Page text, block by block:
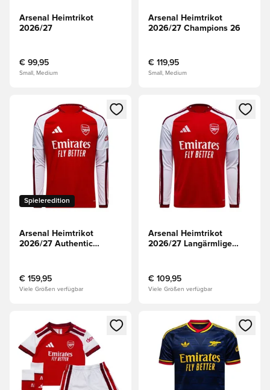
Arsenal Heimtrikot
2026/27
€ 99,95
Small, Medium
Arsenal Heimtrikot
2026/27 Champions 26
€ 119,95
Small, Medium
Öffnet ein Fenster zum Anmelden oder Registrieren als
Spieleredition
Arsenal Heimtrikot
2026/27 Authentic
€ 159,95
Viele Größen verfügbar
Öffnet ein Fenster zum
Arsenal Heimtrikot
2026/27 Langärmlige
€ 109,95
Viele Größen verfügbar
Öffnet ein Fenster zum Anmelden oder Registrieren als
Öffnet ein Fenster zum